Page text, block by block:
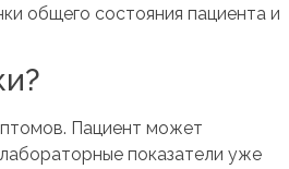
общего состояния пациента и
Пациент может
показатели уже